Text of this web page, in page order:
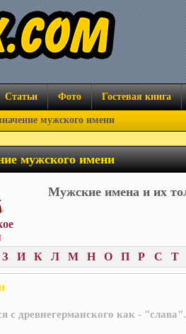
Статьи Фото Гостевая книга
мужского имени
мужского имени
Мужские имена и их
З И К Л М Н О П Р С Т
с древнегерманского как - "слава".